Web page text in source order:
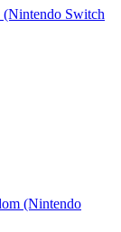
Switch
(Nintendo